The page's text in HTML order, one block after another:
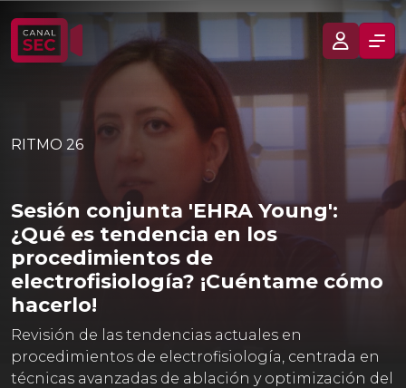
RITMO 26
Sesión conjunta 'EHRA Young':
¿Qué es tendencia en los
procedimientos de
electrofisiología? ¡Cuéntame cómo
hacerlo!
Revisión de las tendencias actuales en
procedimientos de electrofisiología, centrada en
técnicas avanzadas de ablación y optimización del